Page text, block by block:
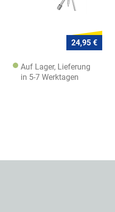
24,95 €
Auf Lager, Lieferung
in 5-7 Werktagen